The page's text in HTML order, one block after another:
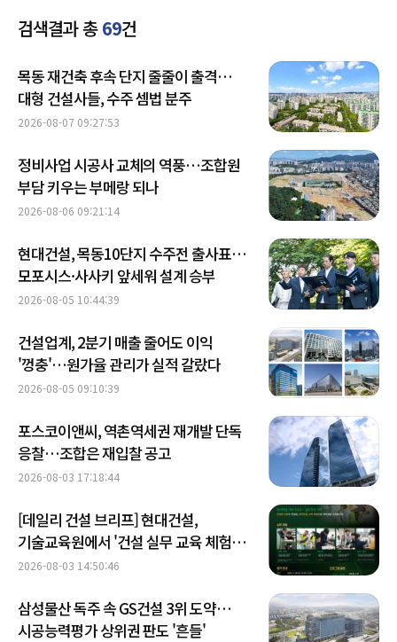
검색결과 총69건
목동 재건축 후속 단지 줄줄이 출격…
대형 건설사들, 수주 셈법 분주
2026-08-07 09:27:53
정비사업 시공사 교체의 역풍…조합원
부담 키우는 부메랑 되나
2026-08-06 09:21:14
현대건설, 목동10단지 수주전 출사표…
모포시스·사사키 앞세워 설계 승부
2026-08-05 10:44:39
건설업계, 2분기 매출 줄어도 이익
'껑충'…원가율 관리가 실적 갈랐다
2026-08-05 09:10:39
포스코이앤씨, 역촌역세권 재개발 단독
응찰…조합은 재입찰 공고
2026-08-03 17:18:44
[데일리 건설 브리프] 현대건설,
기술교육원에서 '건설 실무 교육 체험
데이' 개최 外
2026-08-03 14:50:46
삼성물산 독주 속 GS건설 3위 도약…
시공능력평가 상위권 판도 '흔들'